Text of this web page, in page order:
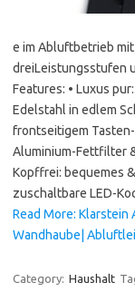
e im Abluftbetrieb
dreiLeistungsstufen
Features: • Luxus
Edelstahl in edlem
frontseitigem
Aluminium-Fettfilter
Kopffrei: bequemes
zuschaltbare LED-
Read More: Klarstein
Wandhaube|
Category: Haushalt